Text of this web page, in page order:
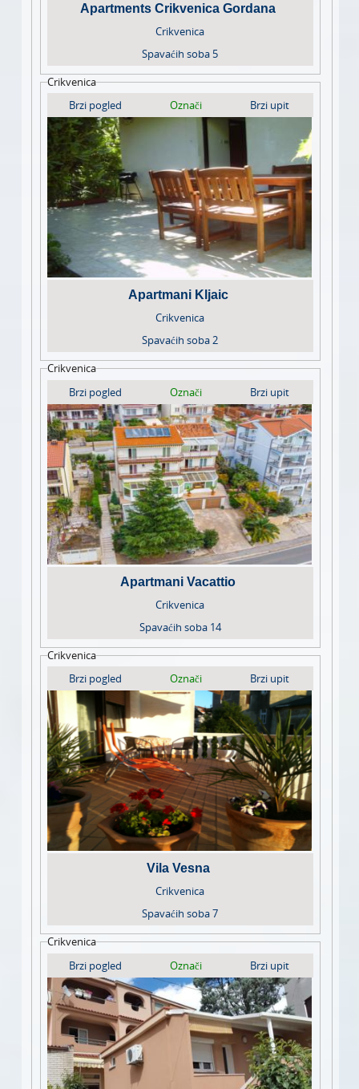
Apartments Crikvenica Gordana
Crikvenica
Spavaćih soba 5
Crikvenica
Brzi pogled
Označi Brzi upit
Apartmani Kljaic
Crikvenica
Spavaćih soba2
Crikvenica
Brzi pogled
Označi Brzi upit
Apartmani Vacattio
Crikvenica
Spavaćih soba 14
Crikvenica
Brzi pogled
Označi Brzi upit
Vila Vesna
Crikvenica
Spavaćih soba7
Crikvenica
Brzi pogled
Označi Brzi upit